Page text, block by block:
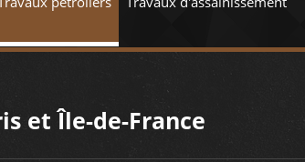
et Île-de-France